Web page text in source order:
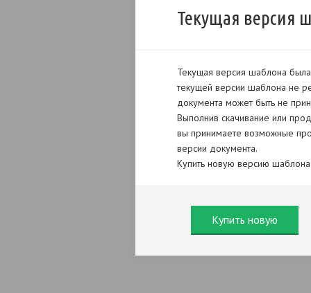
Текущая версия
Текущая версия шаблона
текущей версии шаблона не
документа может быть не
Выполнив скачивание или
вы принимаете возможные
версии документа.
Купить новую версию
Купить новую